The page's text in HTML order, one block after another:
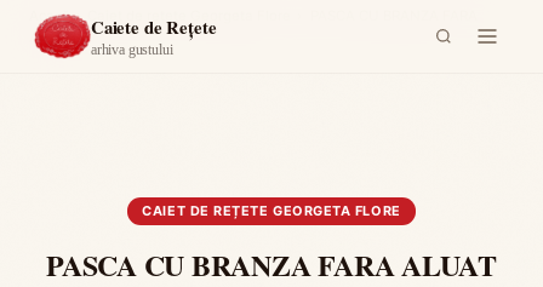
Caiete de Rețete
arhiva gustului
Acasă ›
ALUAT
CAIET DE REȚETE GEORGETA FLORE
PASCA CU BRANZA FARA ALUAT